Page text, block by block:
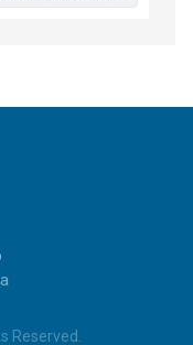
Reserved